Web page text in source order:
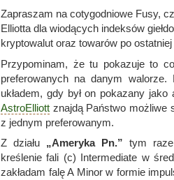
Zapraszam na cotygodniowe Fusy,
Elliotta dla wiodących indeksów
kryptowalut oraz towarów po
Przypominam, że tu pokazuje to
preferowanych na danym
układem, gdy był on pokazany
AstroElliott znajdą Państwo możliwe
z jednym preferowanym.
Z działu „Ameryka Pn.” tym
kreślenie fali (c) Intermediate w
zakładam falę A Minor w formie